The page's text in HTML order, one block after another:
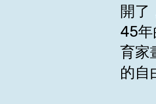
開了
45年
育家
的自